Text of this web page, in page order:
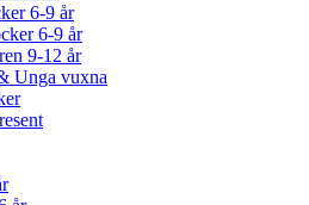
6-9 år
6-9 år
9-12 år
Unga vuxna